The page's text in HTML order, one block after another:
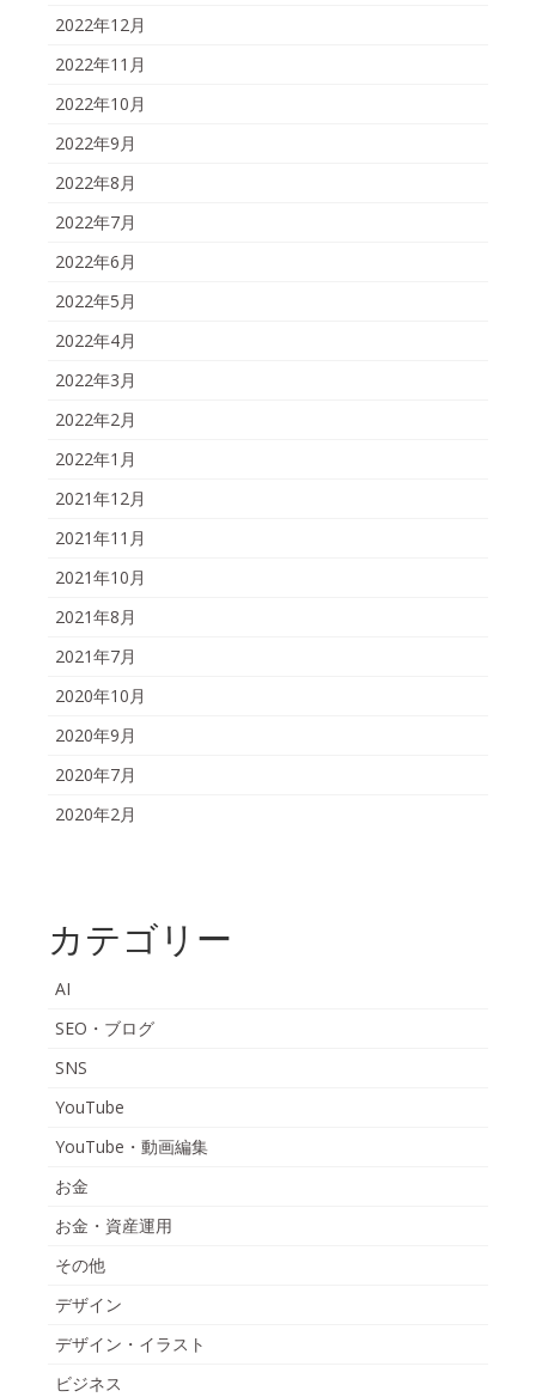
2022年12月
2022年11月
2022年10月
2022年9月
2022年8月
2022年7月
2022年6月
2022年5月
2022年4月
2022年3月
2022年2月
2022年1月
2021年12月
2021年11月
2021年10月
2021年8月
2021年7月
2020年10月
2020年9月
2020年7月
2020年2月
カテゴリー
AI
SEO・ブログ
SNS
YouTube
YouTube・動画編集
お金
お金・資産運用
その他
デザイン
デザイン・イラスト
ビジネス